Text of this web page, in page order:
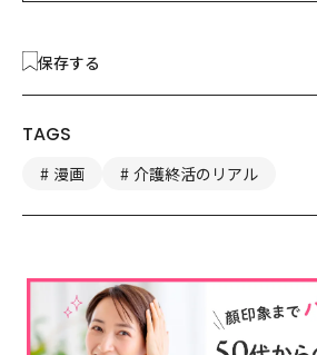
保存する
TAGS
漫画 介護終活のリアル